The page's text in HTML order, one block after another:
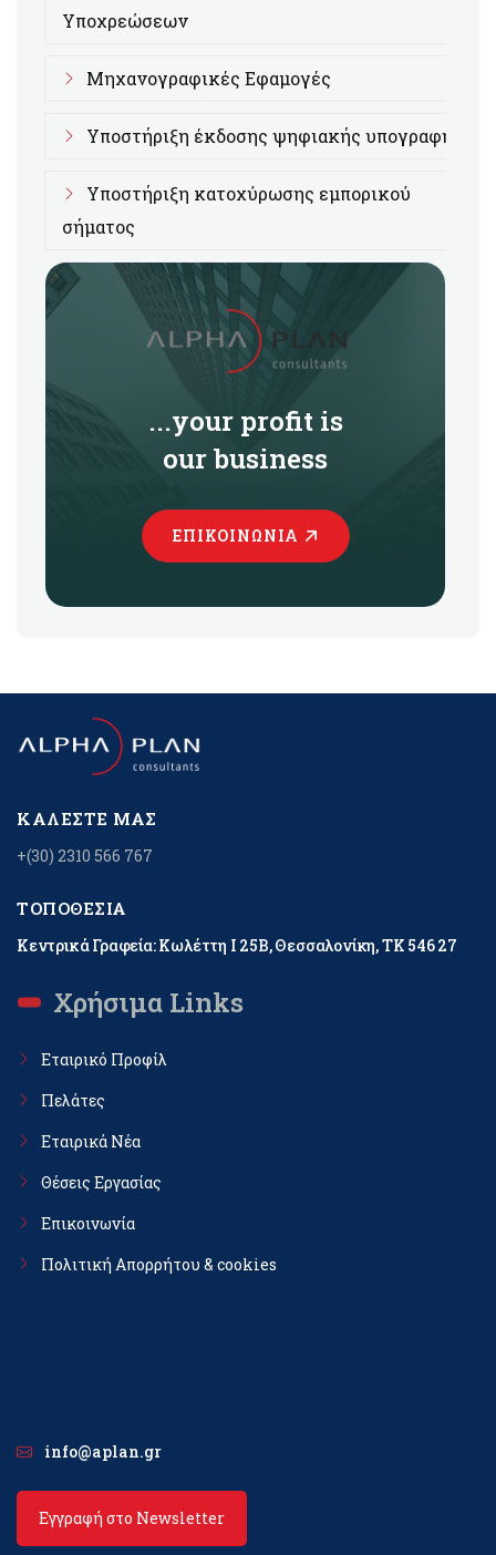
Υποχρεώσεων
Μηχανογραφικές Εφαμογές
Υποστήριξη έκδοσης ψηφιακής υπογραφής
Υποστήριξη κατοχύρωσης εμπορικού
σήματος
...your profit is
our business
ΕΠΙΚΟΙΝΩΝΊΑ
ΚΑΛΈΣΤΕ ΜΑΣ
+(30) 2310 566 767
ΤΟΠΟΘΕΣΊΑ
Κεντρικά Γραφεία: Κωλέττη Ι 25Β, Θεσσαλονίκη, ΤΚ 546 27
Χρήσιμα Links
Εταιρικό Προφίλ
Πελάτες
Εταιρικά Νέα
Θέσεις Εργασίας
Επικοινωνία
Πολιτική Απορρήτου & cookies
info@aplan.gr
Εγγραφή στο Newsletter